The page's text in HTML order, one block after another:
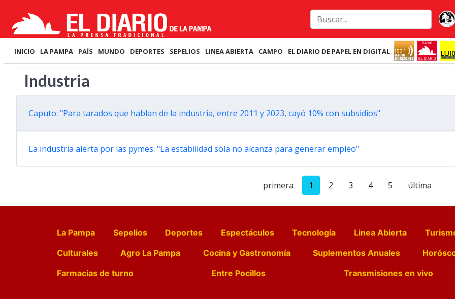
INICIO LA PAMPA PAÍS MUNDO DEPORTES SEPELIOS LINEA ABIERTA CAMPO EL DIARIO DE PAPEL EN DIGITAL
Industria
Caputo: "Para tarados que hablan de la industria, entre 2011 y 2023, cayó 10% con subsidios"
La industria alerta por las pymes: "La estabilidad sola no alcanza para generar empleo"
primera 1 2 3 4 5 última
La Pampa Sepelios Deportes Espectáculos Tecnología Linea Abierta
Culturales
Agro La Pampa Cocina y Gastronomía Suplementos Anuales
Farmacias de turno
Entre Pocillos Transmisiones en vivo